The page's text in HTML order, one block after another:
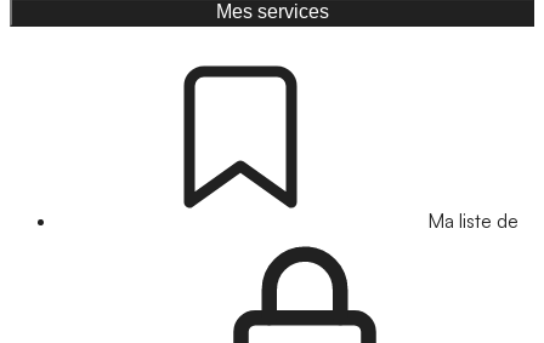
Mes services
Ma liste de